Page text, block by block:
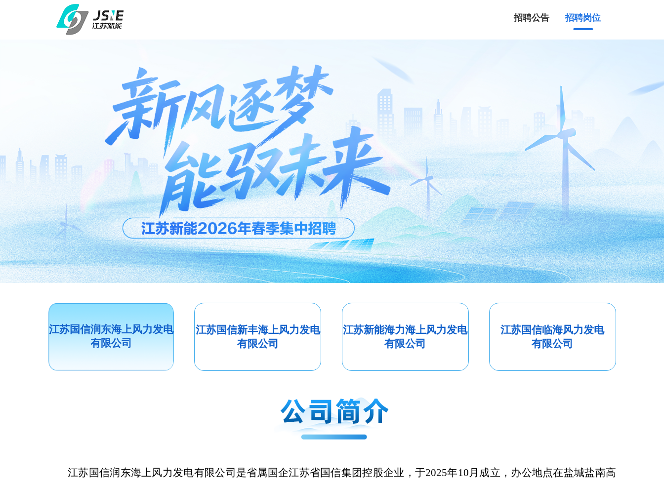
招聘公告 招聘岗位
江苏国信润东海上风力发电
有限公司
江苏国信新丰海上风力发电
有限公司
江苏新能海力海上风力发电
有限公司
江苏国信临海风力发电
有限公司
江苏国信润东海上风力发电有限公司是省属国企江苏省国信集团控股企业，于2025年10月成立，办公地点在盐城盐南高